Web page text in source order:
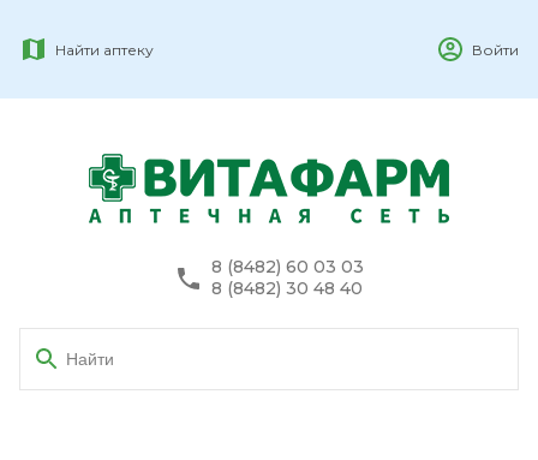
Найти аптеку Войти
8 (8482) 60 03 03
8 (8482) 30 48 40